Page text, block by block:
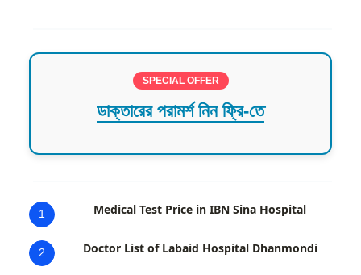
SPECIAL OFFER
ডাক্তারের পরামর্শ নিন ফ্রি-তে
1 Medical Test Price in IBN Sina Hospital
2 Doctor List of Labaid Hospital Dhanmondi